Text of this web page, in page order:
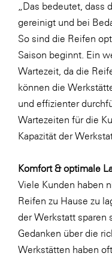
STIHL Tirol
Trend Micro
TAG GmbH
VALETTA
Verband Druck
WKS
WKS
WK UBIT
Zühlke
Media
„Das bedeutet, dass
gereinigt und bei
So sind die Reifen
Saison beginnt. Ein
Wartezeit, da die
können die
und effizienter
Wartezeiten für die
Kapazität der
Komfort & optimale
Viele Kunden haben
Reifen zu Hause zu
der Werkstatt sparen
Gedanken über die
Werkstätten haben